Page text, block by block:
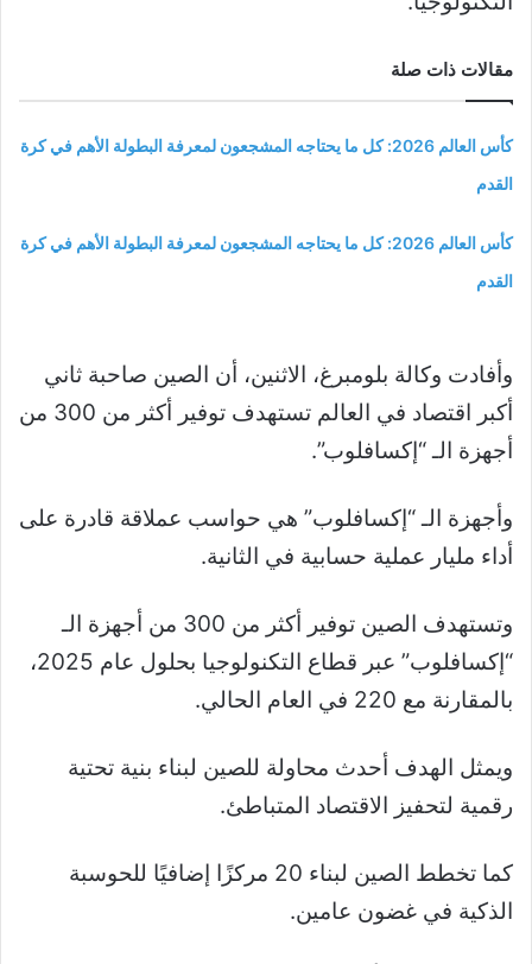
مقالات ذات صلة
كأس العالم 2026: كل ما يحتاجه المشجعون لمعرفة البطولة الأهم في كرة
القدم
كأس العالم 2026: كل ما يحتاجه المشجعون لمعرفة البطولة الأهم في كرة
القدم
وأفادت وكالة بلومبرغ، الاثنين، أن الصين صاحبة ثاني
أكبر اقتصاد في العالم تستهدف توفير أكثر من 300 من
أجهزة الـ “إكسافلوب”.
وأجهزة الـ “إكسافلوب” هي حواسب عملاقة قادرة على
أداء مليار عملية حسابية في الثانية.
وتستهدف الصين توفير أكثر من 300 من أجهزة الـ
“إكسافلوب” عبر قطاع التكنولوجيا بحلول عام 2025،
بالمقارنة مع 220 في العام الحالي.
ويمثل الهدف أحدث محاولة للصين لبناء بنية تحتية
رقمية لتحفيز الاقتصاد المتباطئ.
كما تخطط الصين لبناء 20 مركزًا إضافيًا للحوسبة
الذكية في غضون عامين.